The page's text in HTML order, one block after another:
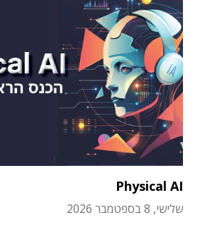
Physical AI
שלישי, 8 בספטמבר 2026